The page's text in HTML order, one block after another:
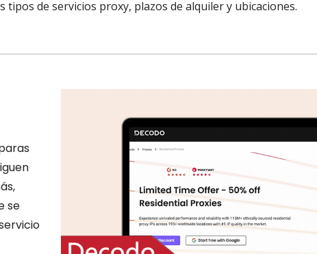
de servicios proxy, plazos de alquiler y ubicaciones.
se